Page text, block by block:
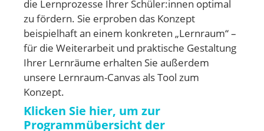
die Lernprozesse Ihrer Schüler:innen optimal
zu fördern. Sie erproben das Konzept
beispielhaft an einem konkreten „Lernraum“ –
für die Weiterarbeit und praktische Gestaltung
Ihrer Lernräume erhalten Sie außerdem
unsere Lernraum-Canvas als Tool zum
Konzept.
Klicken Sie hier, um zur
Programmübersicht der